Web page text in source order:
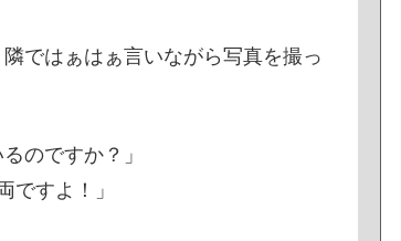
ではぁはぁ言いながら写真を撮っ
のですか？」
ですよ！」